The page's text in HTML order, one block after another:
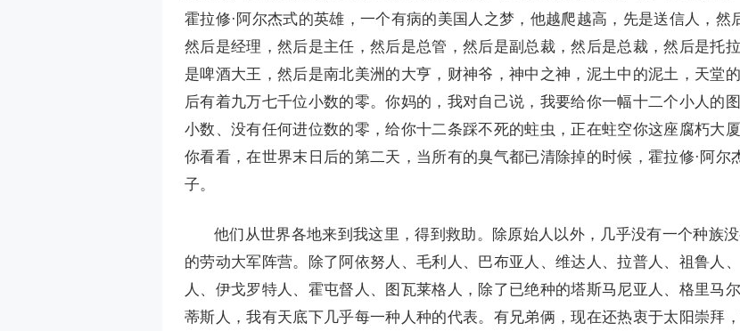
霍拉修·阿尔杰式的英雄，一个有病的美国人之梦，他越爬越高，先是送信人，然
然后是经理，然后是主任，然后是总管，然后是副总裁，然后是总裁，然后是托
是啤酒大王，然后是南北美洲的大亨，财神爷，神中之神，泥土中的泥土，天堂
后有着九万七千位小数的零。你妈的，我对自己说，我要给你一幅十二个小人的
小数、没有任何进位数的零，给你十二条踩不死的蛀虫，正在蛀空你这座腐朽大
你看看，在世界末日后的第二天，当所有的臭气都已清除掉的时候，霍拉修·阿尔
子。
他们从世界各地来到我这里，得到救助。除原始人以外，几乎没有一个种族
的劳动大军阵营。除了阿依努人、毛利人、巴布亚人、维达人、拉普人、祖鲁人
人、伊戈罗特人、霍屯督人、图瓦莱格人，除了已绝种的塔斯马尼亚人、格里马
蒂斯人，我有天底下几乎每一种人种的代表。有兄弟俩，现在还热衷于太阳崇拜